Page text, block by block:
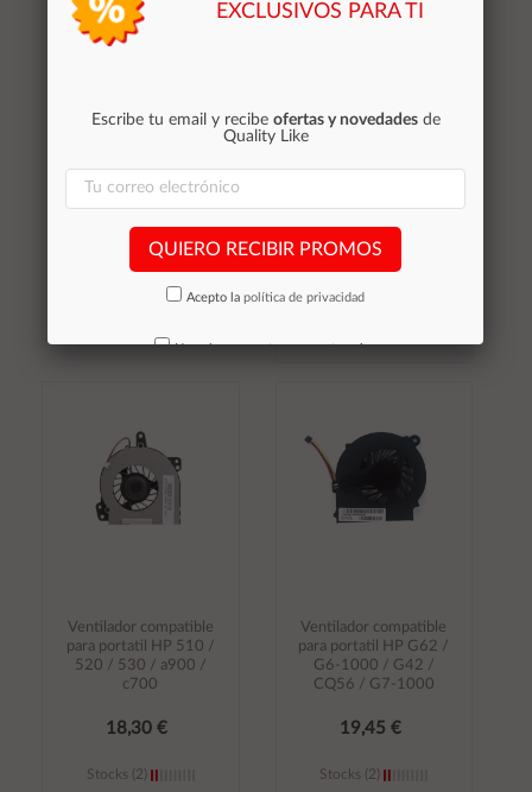
Ventilador compatible
para portatil HP cq61 /
cq71 / g71 / g61
19,05 €
3000
22,15 €
Stocks (2)
Ventilador compatible
para portatil HP 510 /
520 / 530 / a900 /
c700
18,30 €
Stocks (2)
Ventilador compatible
para portatil HP G62 /
G6-1000 / G42 /
CQ56 / G7-1000
19,45 €
Stocks (2)
EXCLUSIVOS PARA TI
Escribe tu email y recibe ofertas y novedadesde
Quality Like
QUIERO RECIBIR PROMOS
Acepto la política de privacidad
No volver a mostrar mas este aviso